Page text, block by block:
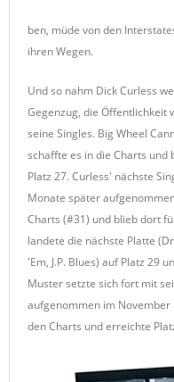
ben, müde von den
ihren Wegen.
Und so nahm Dick Curless
Gegenzug, die Öffentlichkeit
seine Singles. Big Wheel
schaffte es in die Charts und
Platz 27. Curless' nächste
Monate später
Charts (#31) und blieb dort
landete die nächste Platte
'Em, J.P. Blues) auf Platz 29
Muster setzte sich fort mit
aufgenommen im November
den Charts und erreichte